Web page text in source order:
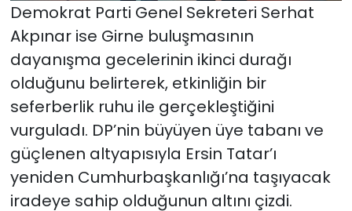
Demokrat Parti Genel Sekreteri Serhat
Akpınar ise Girne buluşmasının
dayanışma gecelerinin ikinci durağı
olduğunu belirterek, etkinliğin bir
seferberlik ruhu ile gerçekleştiğini
vurguladı. DP’nin büyüyen üye tabanı ve
güçlenen altyapısıyla Ersin Tatar’ı
yeniden Cumhurbaşkanlığı’na taşıyacak
iradeye sahip olduğunun altını çizdi.